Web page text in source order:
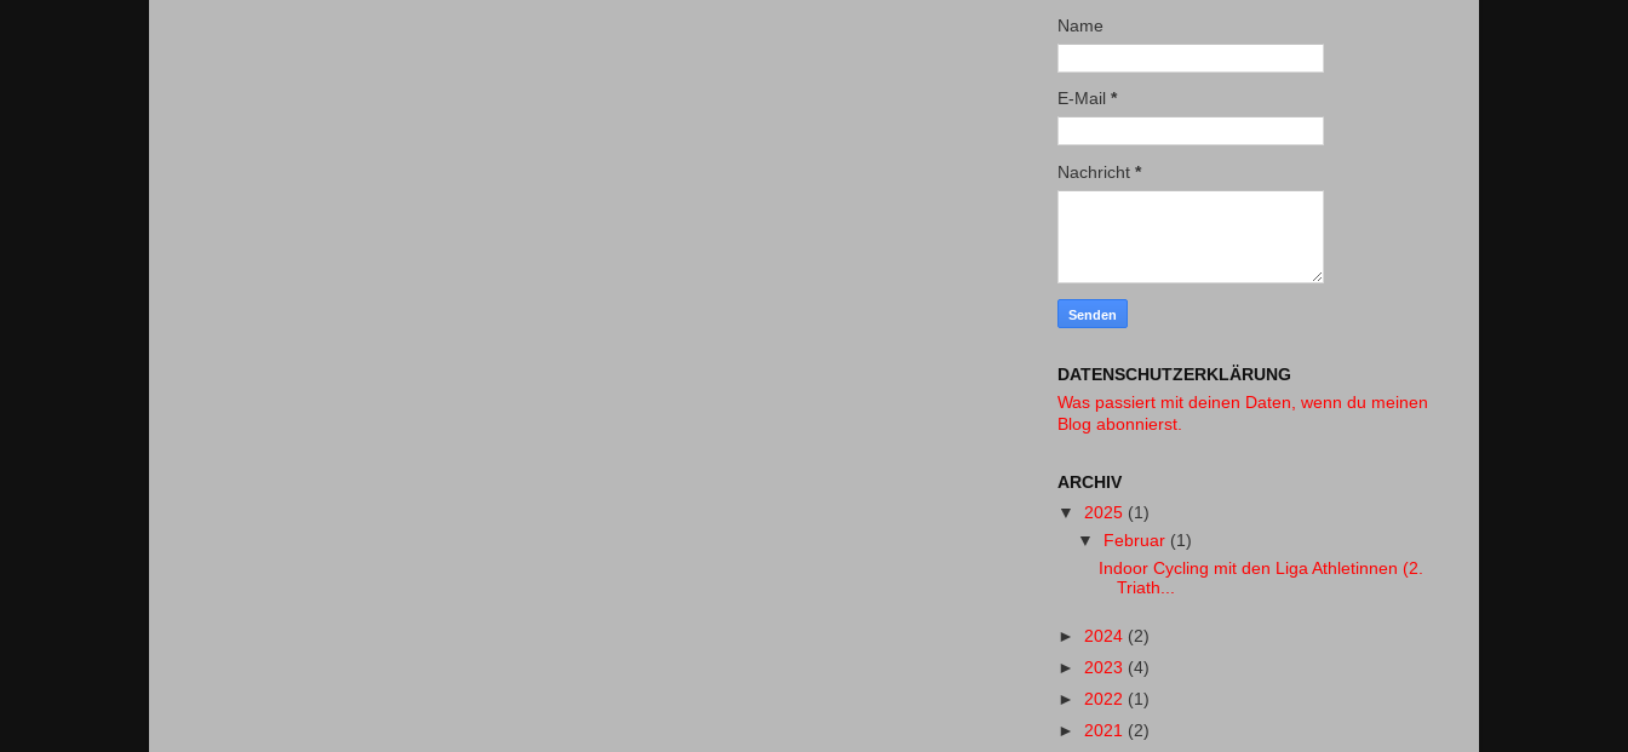
Name
E-Mail *
Nachricht *
DATENSCHUTZERKLÄRUNG
Was passiert mit deinen Daten, wenn du meinen
Blog abonnierst.
ARCHIV
▼ 2025 (1)
▼
Februar (1)
Indoor Cycling mit den Liga Athletinnen (2.
Triath...
► 2024 (2)
► 2023 (4)
► 2022 (1)
► 2021 (2)